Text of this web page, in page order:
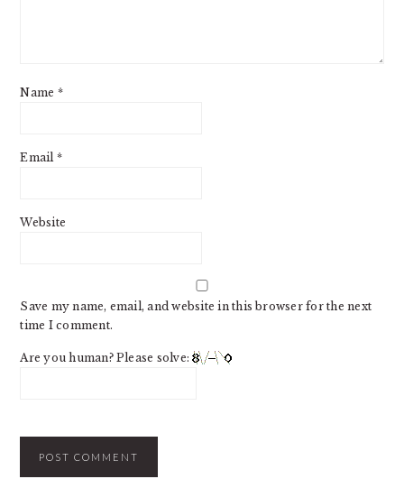
Name *
Email *
Website
Save my name, email, and website in this browser for the next
time I comment.
Are you human? Please solve: